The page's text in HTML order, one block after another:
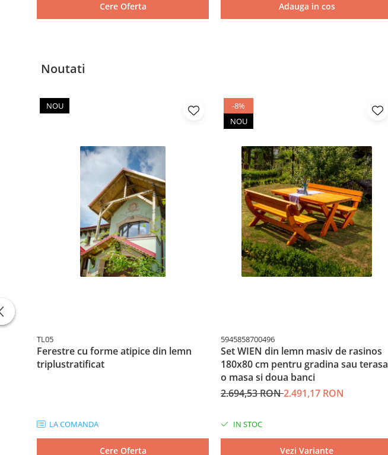
Cere Oferta Adauga in cos
Noutati
NOU
TL05
Ferestre cu forme atipice din lemn
triplustratificat
LA COMANDA
Cere Oferta
-8%
NOU
5945858700496
Set WIEN din lemn masiv de rasinos
180x80 cm pentru gradina sau terasa
o masa si doua banci
2.694,53 RON2.491,17 RON
IN STOC
Vezi Variante